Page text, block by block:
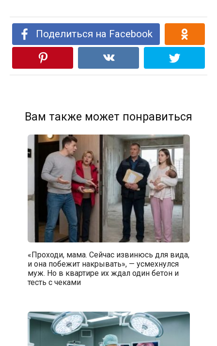
Поделиться на Facebook
Вам также может понравиться
«Проходи, мама. Сейчас извинюсь для вида,
и она побежит накрывать», — усмехнулся
муж. Но в квартире их ждал один бетон и
тесть с чеками